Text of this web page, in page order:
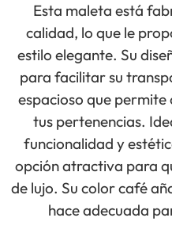
Esta maleta está
calidad, lo que le
estilo elegante. Su
para facilitar su
espacioso que
tus pertenencias.
funcionalidad y
opción atractiva para
de lujo. Su color café
hace adecuada